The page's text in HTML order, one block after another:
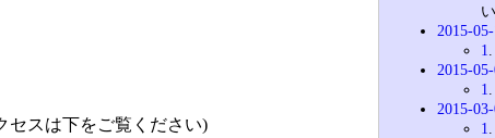
セスは下をご覧ください)
2015-
1
2015-
1
2015-
1